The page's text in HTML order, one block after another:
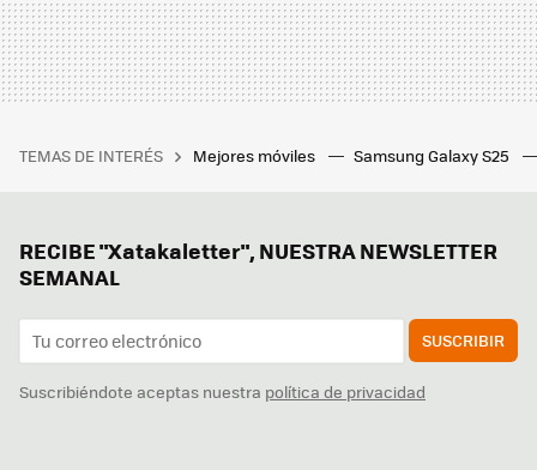
TEMAS DE INTERÉS Mejores móviles Samsung Galaxy S25
RECIBE "Xatakaletter", NUESTRA NEWSLETTER
SEMANAL
SUSCRIBIR
Suscribiéndote aceptas nuestra política de privacidad